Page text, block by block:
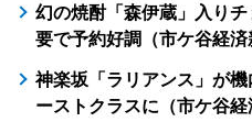
幻の焼酎「森伊蔵」入り
要で予約好調（市ケ谷経済
神楽坂「ラリアンス」が
ーストクラスに（市ケ谷経